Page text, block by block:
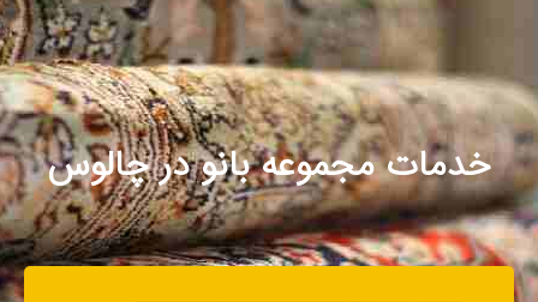
خدمات مجموعه بانو در چالوس